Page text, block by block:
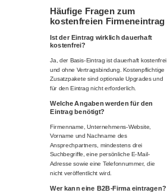
Häufige Fragen zum
kostenfreien Firmeneintrag
Ist der Eintrag wirklich dauerhaft
kostenfrei?
Ja, der Basis-Eintrag ist dauerhaft kostenfrei
und ohne Vertragsbindung. Kostenpflichtige
Zusatzpakete sind optionale Upgrades und
für den Eintrag nicht erforderlich.
Welche Angaben werden für den
Eintrag benötigt?
Firmenname, Unternehmens-Website,
Vorname und Nachname des
Ansprechpartners, mindestens drei
Suchbegriffe, eine persönliche E-Mail-
Adresse sowie eine Telefonnummer, die
nicht veröffentlicht wird.
Wer kann eine B2B-Firma eintragen?